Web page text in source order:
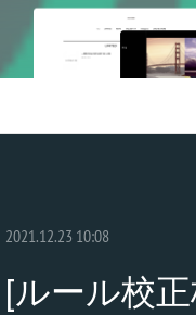
2021.12.23 10:08
[ルール校